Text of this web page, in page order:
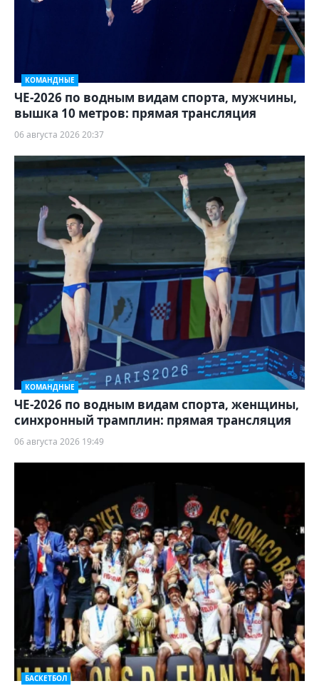
КОМАНДНЫЕ
ЧЕ-2026 по водным видам спорта, мужчины,
вышка 10 метров: прямая трансляция
06 августа 2026 20:37
КОМАНДНЫЕ
ЧЕ-2026 по водным видам спорта, женщины,
синхронный трамплин: прямая трансляция
06 августа 2026 19:49
БАСКЕТБОЛ